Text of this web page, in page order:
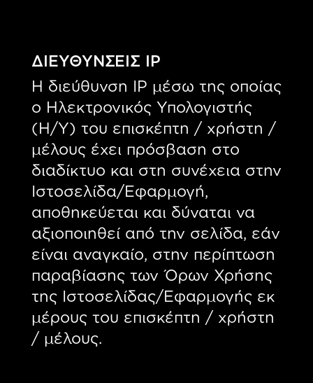
ΔΙΕΥΘΥΝΣΕΙΣ IP
H διεύθυνση IP μέσω της οποίας
ο Ηλεκτρονικός Υπολογιστής
(Η/Υ) του επισκέπτη / χρήστη /
μέλους έχει πρόσβαση στο
διαδίκτυο και στη συνέχεια στην
Ιστοσελίδα/Εφαρμογή,
αποθηκεύεται και δύναται να
αξιοποιηθεί από την σελίδα, εάν
είναι αναγκαίο, στην περίπτωση
παραβίασης των Όρων Χρήσης
της Ιστοσελίδας/Εφαρμογής εκ
μέρους του επισκέπτη / χρήστη
/ μέλους.